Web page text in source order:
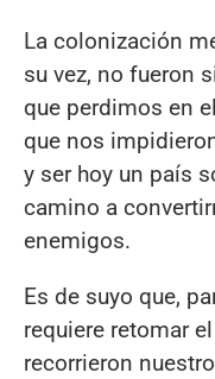
La colonización
su vez, no fueron
que perdimos en
que nos
y ser hoy un país
camino a
enemigos.
Es de suyo que,
requiere retomar
recorrieron